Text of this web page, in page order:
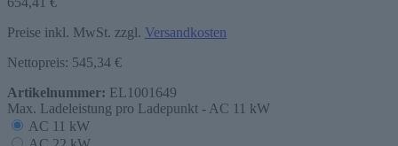
Preise inkl. MwSt. zzgl. Versandkosten
Nettopreis: 545,34 €
Artikelnummer: EL1001649
Max. Ladeleistung pro Ladepunkt - AC 11 kW
AC 11 kW